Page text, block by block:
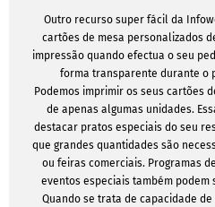
Outro recurso super fácil da
cartões de mesa personalizados
impressão quando efectua o seu
forma transparente durante o
Podemos imprimir os seus cartões
de apenas algumas unidades.
destacar pratos especiais do seu
que grandes quantidades são
ou feiras comerciais. Programas
eventos especiais também
Quando se trata de capacidade